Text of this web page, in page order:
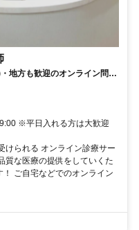
地方も歓迎のオンライン問診
※平日入れる方は大歓迎
けられる オンライン診療サー
質な医療の提供をしていくた
ご自宅などでのオンライン